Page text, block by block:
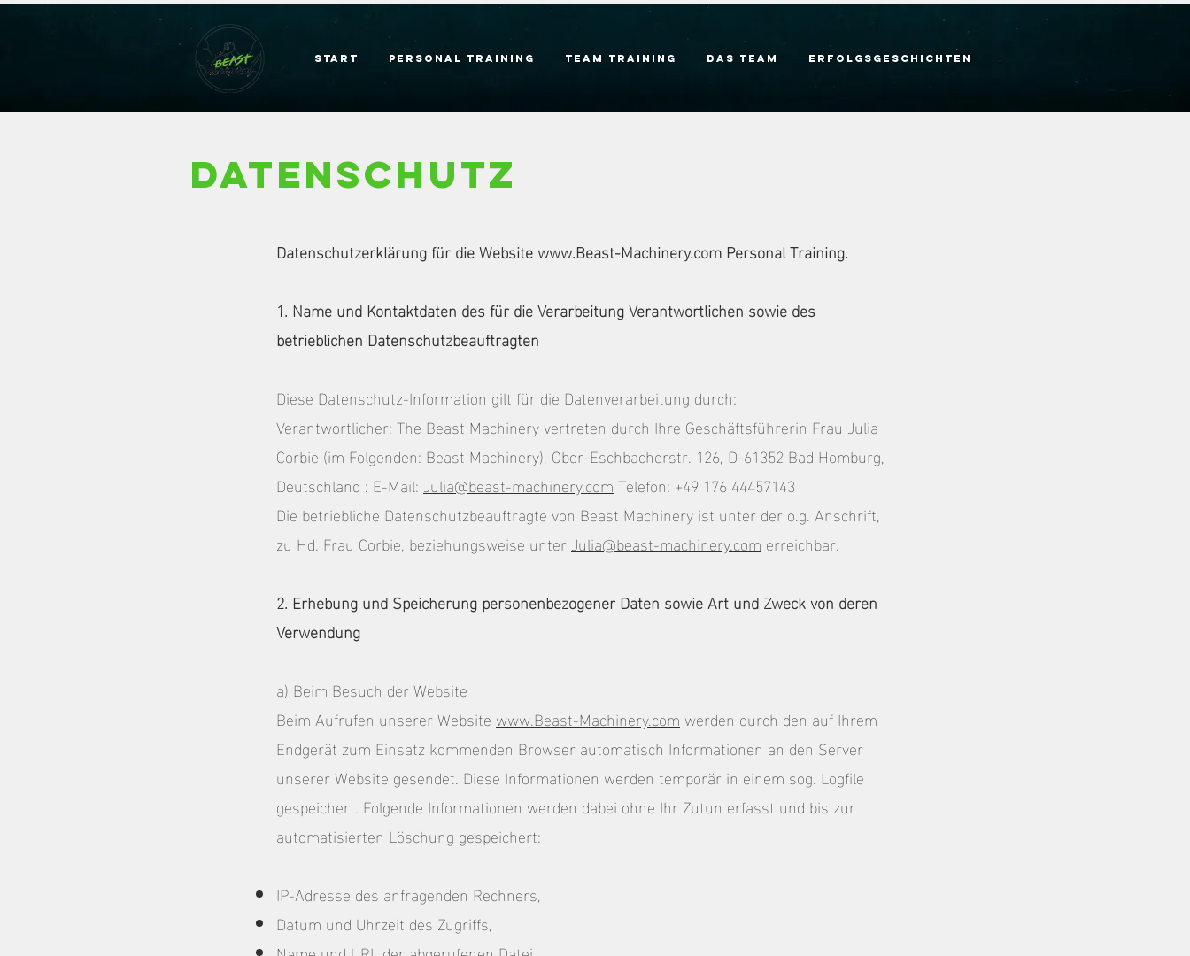
Start Personal Training Team Training Das Team Erfolgsgeschichten
Datenschutz
Datenschutzerklärung für die Websitewww.Beast-Machinery.comPersonal Training.
1. Name und Kontaktdaten des für die Verarbeitung Verantwortlichen sowie des
betrieblichen Datenschutzbeauftragten
Diese Datenschutz-Information gilt für die Datenverarbeitung durch:
Verantwortlicher: The Beast Machinery vertreten durch Ihre Geschäftsführerin Frau Julia
Corbie (im Folgenden: Beast Machinery), Ober-Eschbacherstr. 126, D-61352 Bad Homburg,
Deutschland : E-Mail: Julia@beast-machinery.comTelefon: +49 176 44457143
Die betriebliche Datenschutzbeauftragte von Beast Machinery ist unter der o.g. Anschrift,
zu Hd. Frau Corbie, beziehungsweise unter Julia@beast-machinery.com erreichbar.
2. Erhebung und Speicherung personenbezogener Daten sowie Art und Zweck von deren
Verwendung
a) Beim Besuch der Website
Beim Aufrufen unserer Website www.Beast-Machinery.com werden durch den auf Ihrem
Endgerät zum Einsatz kommenden Browser automatisch Informationen an den Server
unserer Website gesendet. Diese Informationen werden temporär in einem sog. Logfile
gespeichert. Folgende Informationen werden dabei ohne Ihr Zutun erfasst und bis zur
automatisierten Löschung gespeichert:
IP-Adresse des anfragenden Rechners,
Datum und Uhrzeit des Zugriffs,